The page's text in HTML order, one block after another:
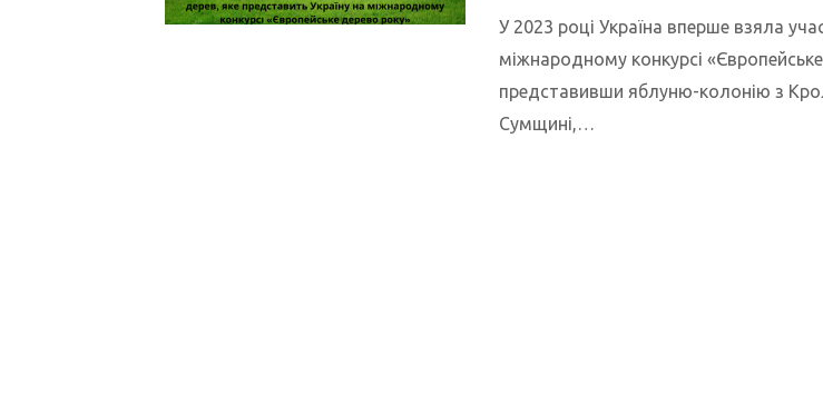
У 2023 році Україна вперше взяла
міжнародному конкурсі
представивши яблуню-колонію з
Сумщині,…